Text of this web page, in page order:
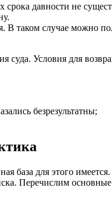
срока давности не
В таком случае можно
суда. Условия для
безрезультатны;
база для этого
Перечислим